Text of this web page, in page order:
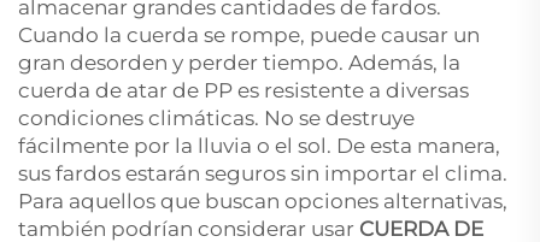
almacenar grandes cantidades de fardos.
Cuando la cuerda se rompe, puede causar un
gran desorden y perder tiempo. Además, la
cuerda de atar de PP es resistente a diversas
condiciones climáticas. No se destruye
fácilmente por la lluvia o el sol. De esta manera,
sus fardos estarán seguros sin importar el clima.
Para aquellos que buscan opciones alternativas,
también podrían considerar usar CUERDA DE